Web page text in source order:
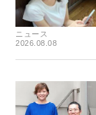
ニュース
2026.08.08